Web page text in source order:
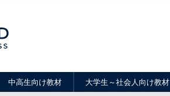
中高生向け教材 大学生～社会人向け教材